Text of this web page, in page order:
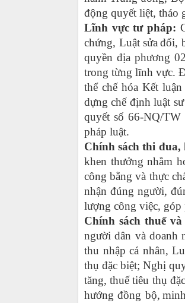
động quyết liệt, tháo
Lĩnh vực tư pháp:
chứng, Luật sửa đổi,
quyền địa phương
trong từng lĩnh vực.
thể chế hóa Kết
dựng chế định luật
quyết số 66-NQ/
pháp luật.
Chính sách thi đua,
khen thưởng nhằm
công bằng và thực
nhận đúng người,
lượng công việc, góp
Chính sách thuế
người dân và doanh
thu nhập cá nhân,
thụ đặc biệt; Nghị
tăng, thuế tiêu thụ
hướng đồng bộ,